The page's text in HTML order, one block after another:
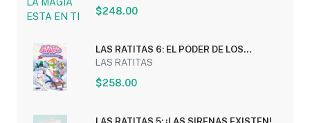
$248.00
LAS RATITAS 6: EL PODER DE LOS
MUÑECOS DE NIEVE
LAS RATITAS
$258.00